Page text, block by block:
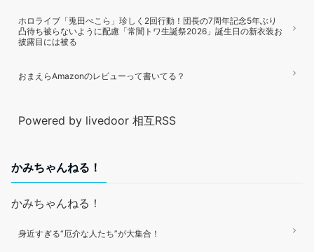
ホロライブ「兎田ぺこら」珍しく2回行動！団長の7周年記念5年ぶり
凸待ち被らないように配慮「常闇トワ生誕祭2026」誕生日の新衣装お
披露目には被る
おまえらAmazonのレビューって書いてる？
Powered by livedoor 相互RSS
かみちゃんねる！
かみちゃんねる！
身近すぎる“厄介な人たち”が大集合！